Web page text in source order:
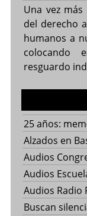
Una vez
del derecho
humanos a
colocando
resguardo
25 años:
Alzados en
Audios
Audios
Audios Radio
Buscan